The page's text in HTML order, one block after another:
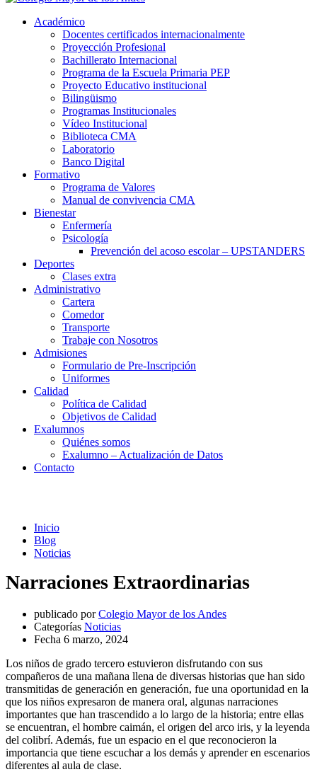
Académico
Docentes certificados internacionalmente
Proyección Profesional
Bachillerato Internacional
Programa de la Escuela Primaria PEP
Proyecto Educativo institucional
Bilingüismo
Programas Institucionales
Vídeo Institucional
Biblioteca CMA
Laboratorio
Banco Digital
Formativo
Programa de Valores
Manual de convivencia CMA
Bienestar
Enfermería
Psicología
Prevención del acoso escolar – UPSTANDERS
Deportes
Clases extra
Administrativo
Cartera
Comedor
Transporte
Trabaje con Nosotros
Admisiones
Formulario de Pre-Inscripción
Uniformes
Calidad
Política de Calidad
Objetivos de Calidad
Exalumnos
Quiénes somos
Exalumno – Actualización de Datos
Contacto
Inicio
Blog
Noticias
Narraciones Extraordinarias
publicado por Colegio Mayor de los Andes
Categorías Noticias
Fecha 6 marzo, 2024
Los niños de grado tercero estuvieron disfrutando con sus
compañeros de una mañana llena de diversas historias que han sido
transmitidas de generación en generación, fue una oportunidad en la
que los niños expresaron de manera oral, algunas narraciones
importantes que han trascendido a lo largo de la historia; entre ellas
se encuentran, el hombre caimán, el origen del arco iris, y la leyenda
del colibrí. Además, fue un espacio en el que reconocieron la
importancia que tiene escuchar a los demás y aprender en escenarios
diferentes al aula de clase.